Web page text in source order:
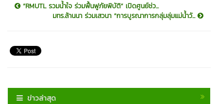
“RMUTL รวมน้ำใจ ร่วมฟื้นฟูภัยพิบัติ” เปิดศูนย์ช่ว...
มทร.ล้านนา ร่วมเสวนา “การบูรณาการกลุ่มลุ่มแม่น้ำวั...
ข่าวล่าสุด